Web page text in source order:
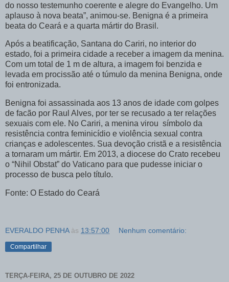
do nosso testemunho coerente e alegre do Evangelho. Um
aplauso à nova beata”, animou-se. Benigna é a primeira
beata do Ceará e a quarta mártir do Brasil.
Após a beatificação, Santana do Cariri, no interior do
estado, foi a primeira cidade a receber a imagem da menina.
Com um total de 1 m de altura, a imagem foi benzida e
levada em procissão até o túmulo da menina Benigna, onde
foi entronizada.
Benigna foi assassinada aos 13 anos de idade com golpes
de facão por Raul Alves, por ter se recusado a ter relações
sexuais com ele. No Cariri, a menina virou símbolo da
resistência contra feminicídio e violência sexual contra
crianças e adolescentes. Sua devoção cristã e a resistência
a tornaram um mártir. Em 2013, a diocese do Crato recebeu
o “Nihil Obstat” do Vaticano para que pudesse iniciar o
processo de busca pelo título.
Fonte: O Estado do Ceará
EVERALDO PENHA às 13:57:00 Nenhum comentário:
Compartilhar
TERÇA-FEIRA, 25 DE OUTUBRO DE 2022